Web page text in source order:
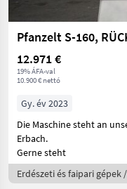
Pfanzelt S-160,
12.971 €
19% ÁFA-val
10.900 € nettó
Gy. év 2023
Die Maschine steht an
Erbach.
Gerne steht
Erdészeti és faipari gépek /